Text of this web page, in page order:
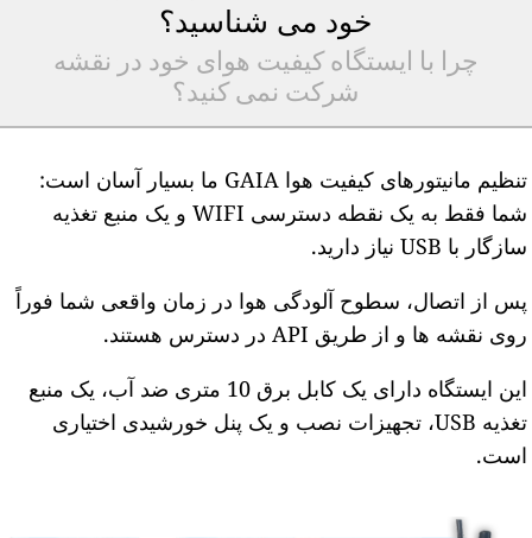
خود می شناسید؟
چرا با ایستگاه کیفیت هوای خود در نقشه
شرکت نمی کنید؟
تنظیم مانیتورهای کیفیت هوا GAIA ما بسیار آسان است:
شما فقط به یک نقطه دسترسی WIFI و یک منبع تغذیه
سازگار با USB نیاز دارید.
پس از اتصال، سطوح آلودگی هوا در زمان واقعی شما فوراً
روی نقشه ها و از طریق API در دسترس هستند.
این ایستگاه دارای یک کابل برق 10 متری ضد آب، یک منبع
تغذیه USB، تجهیزات نصب و یک پنل خورشیدی اختیاری
است.